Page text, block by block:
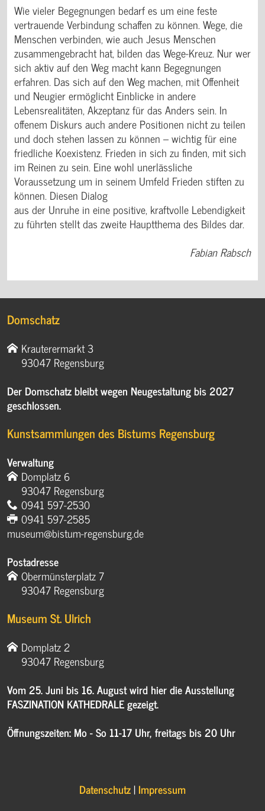
Wie vieler Begegnungen bedarf es um eine feste
vertrauende Verbindung schaffen zu können. Wege, die
Menschen verbinden, wie auch Jesus Menschen
zusammengebracht hat, bilden das Wege-Kreuz. Nur wer
sich aktiv auf den Weg macht kann Begegnungen
erfahren. Das sich auf den Weg machen, mit Offenheit
und Neugier ermöglicht Einblicke in andere
Lebensrealitäten, Akzeptanz für das Anders sein. In
offenem Diskurs auch andere Positionen nicht zu teilen
und doch stehen lassen zu können – wichtig für eine
friedliche Koexistenz. Frieden in sich zu finden, mit sich
im Reinen zu sein. Eine wohl unerlässliche
Voraussetzung um in seinem Umfeld Frieden stiften zu
können. Diesen Dialog
aus der Unruhe in eine positive, kraftvolle Lebendigkeit
zu führten stellt das zweite Hauptthema des Bildes dar.
Fabian Rabsch
Domschatz
Krauterermarkt 3
93047 Regensburg
Der Domschatz bleibt wegen Neugestaltung bis 2027
geschlossen.
Kunstsammlungen des Bistums Regensburg
Verwaltung
Domplatz 6
93047 Regensburg
0941 597-2530
0941 597-2585
museum@bistum-regensburg.de
Postadresse
Obermünsterplatz 7
93047 Regensburg
Museum St. Ulrich
Domplatz 2
93047 Regensburg
Vom 25. Juni bis 16. August wird hier die Ausstellung
FASZINATION KATHEDRALE gezeigt.
Öffnungszeiten: Mo - So 11-17 Uhr, freitags bis 20 Uhr
Datenschutz|Impressum